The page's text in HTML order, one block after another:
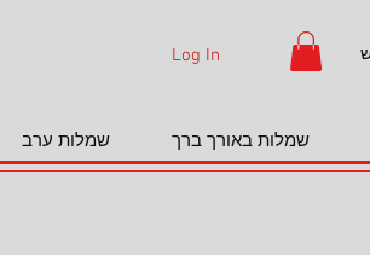
Log In
שמלות באורך ברך שמלות ערב